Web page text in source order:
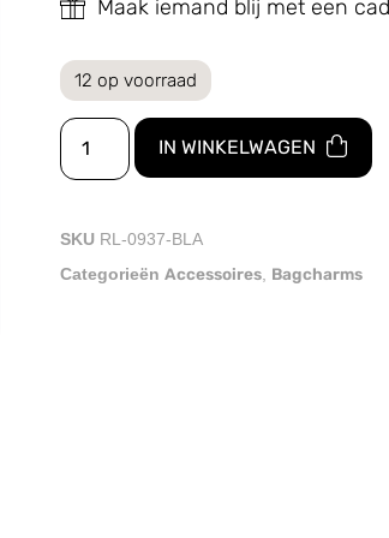
Maak iemand blij met een
12 op voorraad
IN WINKELWAGEN
SKU RL-0937-BLA
Categorieën Accessoires Bagcharms